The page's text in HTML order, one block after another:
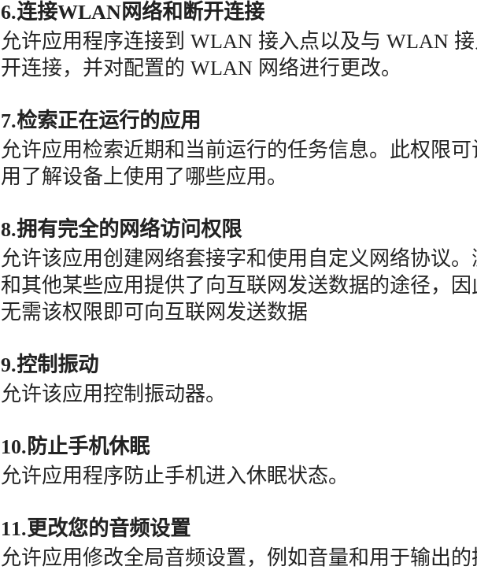
6.连接WLAN网络和断开连接
允许应用程序连接到 WLAN 接入点以及与 WLAN
开连接，并对配置的 WLAN 网络进行更改。
7.检索正在运行的应用
允许应用检索近期和当前运行的任务信息。此权限可
用了解设备上使用了哪些应用。
8.拥有完全的网络访问权限
允许该应用创建网络套接字和使用自定义网络协议。
和其他某些应用提供了向互联网发送数据的途径，因
无需该权限即可向互联网发送数据
9.控制振动
允许该应用控制振动器。
10.防止手机休眠
允许应用程序防止手机进入休眠状态。
11.更改您的音频设置
允许应用修改全局音频设置，例如音量和用于输出的